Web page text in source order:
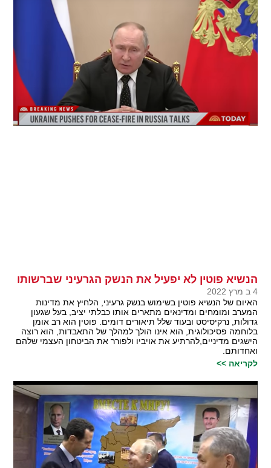
הנשיא פוטין לא יפעיל את הנשק הגרעיני שברשותו
4 ב מרץ 2022
האיום של הנשיא פוטין בשימוש בנשק גרעיני, הלחיץ את מדינות
המערב ומומחים ומדינאים מתארים אותו כבלתי יציב, בעל שגעון
גדולות, נרקיסיסט ובעוד שלל תיאורים דומים. פוטין הוא רב אומן
בלוחמה פסיכולוגית, הוא אינו הולך למהלך של התאבדות, הוא רוצה
הישגים מדיניים,להרתיע את אויביו ולפורר את הביטחון העצמי שלהם
ואחדותם.
לקריאה >>